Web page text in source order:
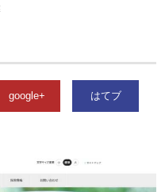
google+ はてブ